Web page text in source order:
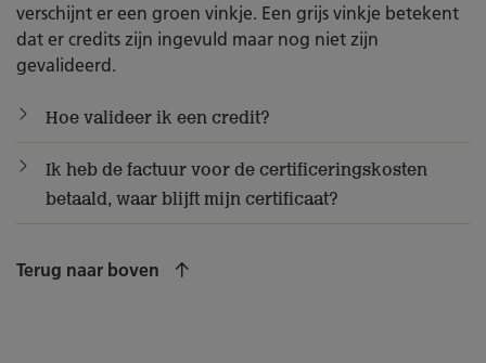
verschijnt er een groen vinkje. Een grijs vinkje betekent
dat er credits zijn ingevuld maar nog niet zijn
gevalideerd.
Hoe valideer ik een credit?
Ik heb de factuur voor de certificeringskosten
betaald, waar blijft mijn certificaat?
Terug naar boven